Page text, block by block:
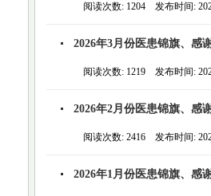
阅读次数: 1204 发布时间:
2026年3月份医患锦旗、感
阅读次数: 1219 发布时间:
2026年2月份医患锦旗、感
阅读次数: 2416 发布时间:
2026年1月份医患锦旗、感